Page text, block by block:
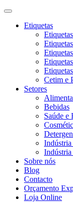
Etiquetas
Cetim e
Setores
Bebidas
Saúde e
Sobre nós
Blog
Contacto
Orçamento
Loja Online